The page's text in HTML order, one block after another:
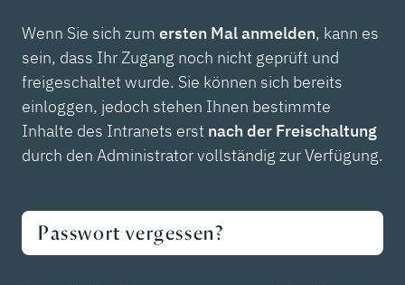
Wenn Sie sich zum ersten Mal anmelden, kann es
sein, dass Ihr Zugang noch nicht geprüft und
freigeschaltet wurde. Sie können sich bereits
einloggen, jedoch stehen Ihnen bestimmte
Inhalte des Intranets erst nach der Freischaltung
durch den Administrator vollständig zur Verfügung.
Passwort vergessen?